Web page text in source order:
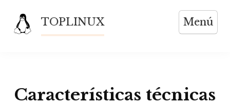
contenido
TOPLINUX Menú
Características técnicas